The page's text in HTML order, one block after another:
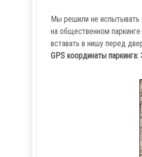
Мы решили не испытывать
на общественном
вставать в нишу перед
GPS координаты